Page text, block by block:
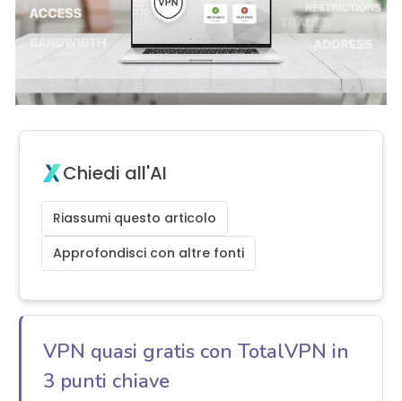
Chiedi all'AI
Riassumi questo articolo
Approfondisci con altre fonti
VPN quasi gratis con TotalVPN in
3 punti chiave